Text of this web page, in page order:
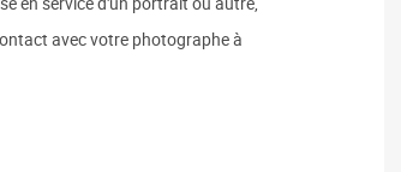
avec votre photographe à